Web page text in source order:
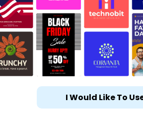
I Would Like To